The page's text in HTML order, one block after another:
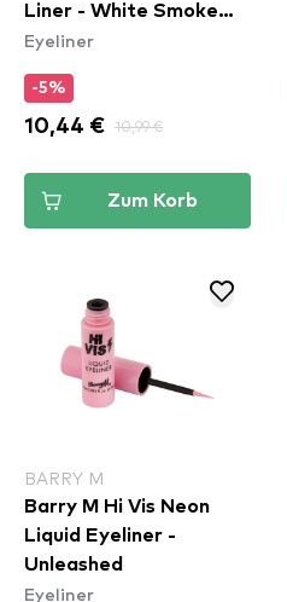
Liner - White Smoke
(ESL01)
Eyeliner
-5%
10,44 € 10,99 €
Zum Korb
BARRY M
Barry M Hi Vis Neon
Liquid Eyeliner -
Unleashed
Eyeliner